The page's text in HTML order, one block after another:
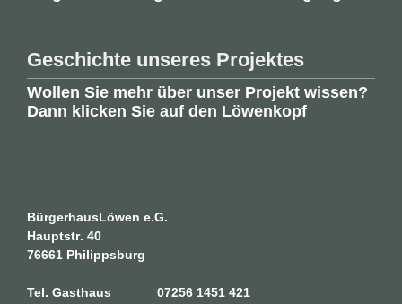
Geschichte unseres Projektes
Wollen Sie mehr über unser Projekt wissen?
Dann klicken Sie auf den Löwenkopf
BürgerhausLöwen e.G.
Hauptstr. 40
76661 Philippsburg
Tel. Gasthaus
07256 1451 421